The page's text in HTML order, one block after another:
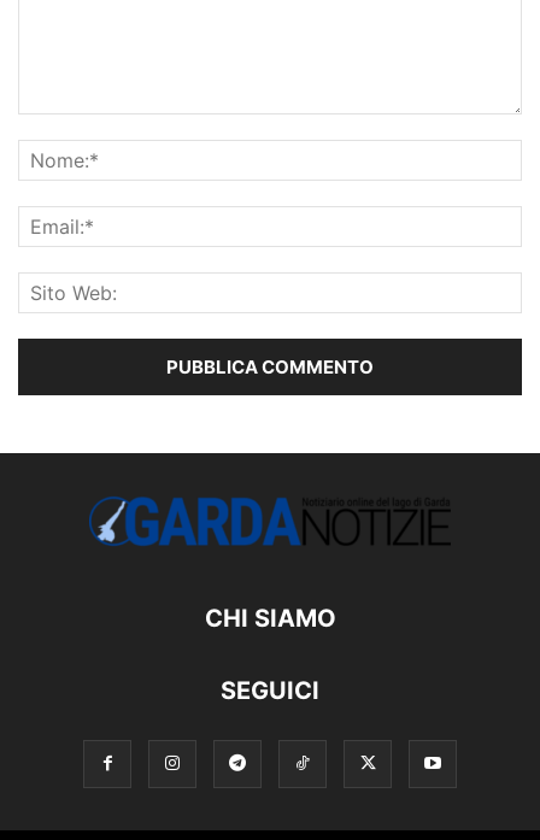
CHI SIAMO
SEGUICI